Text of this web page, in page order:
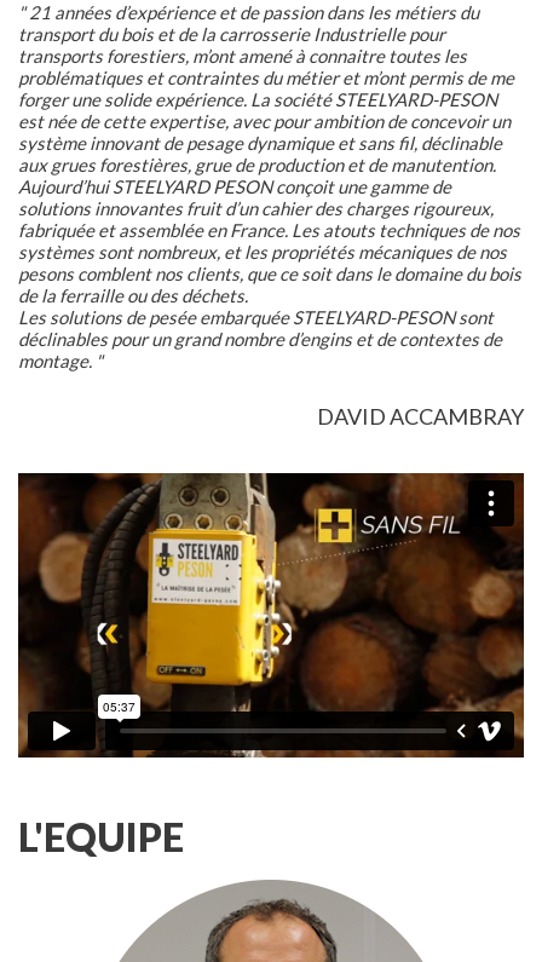
" 21 années d’expérience et de passion dans les métiers du
transport du bois et de la carrosserie Industrielle pour
transports forestiers, m’ont amené à connaitre toutes les
problématiques et contraintes du métier et m’ont permis de me
forger une solide expérience. La société STEELYARD-PESON
est née de cette expertise, avec pour ambition de concevoir un
système innovant de pesage dynamique et sans fil, déclinable
aux grues forestières, grue de production et de manutention.
Aujourd’hui STEELYARD PESON conçoit une gamme de
solutions innovantes fruit d’un cahier des charges rigoureux,
fabriquée et assemblée en France. Les atouts techniques de nos
systèmes sont nombreux, et les propriétés mécaniques de nos
pesons comblent nos clients, que ce soit dans le domaine du bois
de la ferraille ou des déchets.
Les solutions de pesée embarquée STEELYARD-PESON sont
déclinables pour un grand nombre d’engins et de contextes de
montage. "
DAVID ACCAMBRAY
L'EQUIPE